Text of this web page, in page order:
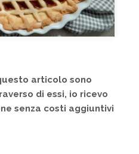
articolo sono
di essi, io ricevo
senza costi aggiuntivi